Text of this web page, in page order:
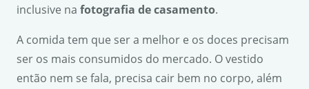
inclusive na fotografia de casamento.
A comida tem que ser a melhor e os doces precisam
ser os mais consumidos do mercado. O vestido
então nem se fala, precisa cair bem no corpo, além